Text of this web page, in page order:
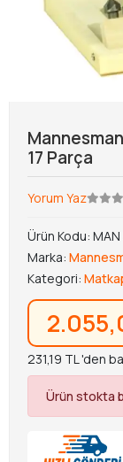
17 Parça
Yorum Yaz
Ürün Kodu: MAN
Marka:
Kategori:
231,19 TL 'den
Ürün stokta